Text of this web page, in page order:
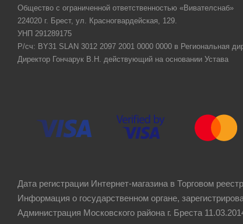
Общество с ограниченной ответственностью «Вивателснаб»
224020 г. Брест, ул. Красногвардейская, 129.
УНП 291289175
Р/сч: BY31 SLAN 3012 2097 2001 0000 0000 в Региональная
Директор Гончарук В.Н. действующий на основании Устава
Дата регистрации Интернет-магазина в Торговом
Информация о государственном органе,
Администрация Московского района г. Бреста